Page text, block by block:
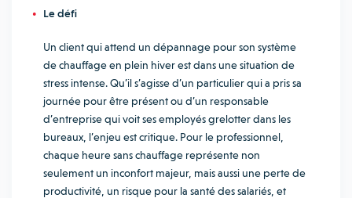
Le défi
Un client qui attend un dépannage pour son système
de chauffage en plein hiver est dans une situation de
stress intense. Qu’il s’agisse d’un particulier qui a pris sa
journée pour être présent ou d’un responsable
d’entreprise qui voit ses employés grelotter dans les
bureaux, l’enjeu est critique. Pour le professionnel,
chaque heure sans chauffage représente non
seulement un inconfort majeur, mais aussi une perte de
productivité, un risque pour la santé des salariés, et